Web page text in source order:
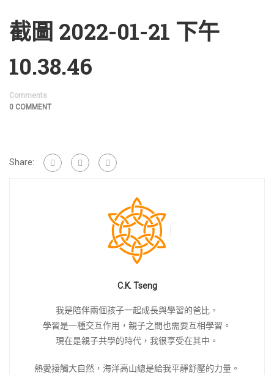
截圖 2022-01-21 下午
10.38.46
Comments
0 COMMENT
Share:
C.K. Tseng
我是陪伴兩個孩子一起成長與學習的爸比。
學習是一種交互作用，親子之間也需要互相學習。
現在是親子共學的時代，我很享受在其中。
熱愛接觸大自然，海洋高山總是給我平靜舒壓的力量。